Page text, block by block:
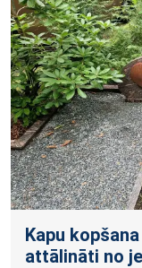
Kapu
attālināti no